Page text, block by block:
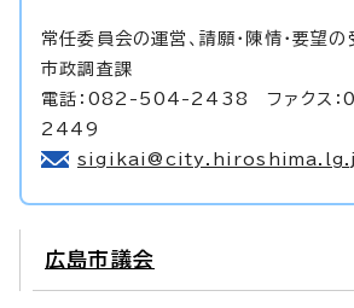
常任委員会の運営、請願・陳情・要望
市政調査課
電話：082-504-2438 ファクス
2449
広島市議会